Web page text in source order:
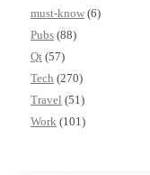
must-know (6)
Pubs (88)
Qt (57)
Tech (270)
Travel (51)
Work (101)